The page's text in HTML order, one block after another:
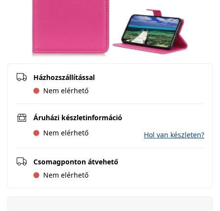
Házhozszállítással
Nem elérhető
Áruházi készletinformáció
Nem elérhető
Hol van készleten?
Csomagponton átvehető
Nem elérhető